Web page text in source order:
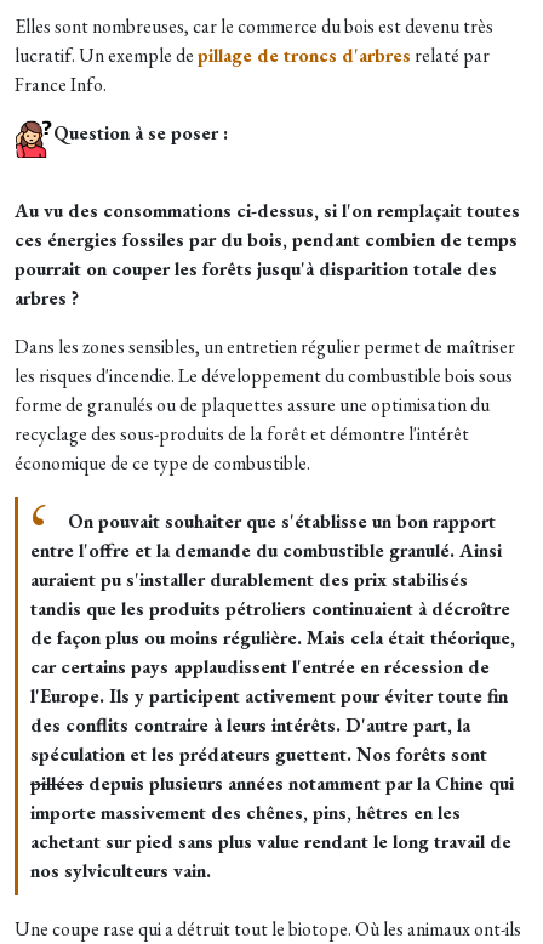
Elles sont nombreuses, car le commerce du bois est devenu très
lucratif. Un exemple depillage de troncs d'arbres relaté par
France Info.
Question à se poser :
Au vu des consommations ci-dessus, si l'on remplaçait toutes
ces énergies fossiles par du bois, pendant combien de temps
pourrait on couper les forêts jusqu'à disparition totale des
arbres ?
Dans les zones sensibles, un entretien régulier permet de maîtriser
les risques d'incendie. Le développement du combustible bois sous
forme de granulés ou de plaquettes assure une optimisation du
recyclage des sous-produits de la forêt et démontre l'intérêt
économique de ce type de combustible.
On pouvait souhaiter que s'établisse un bon rapport
entre l'offre et la demande du combustible granulé. Ainsi
auraient pu s'installer durablement des prix stabilisés
tandis que les produits pétroliers continuaient à décroître
de façon plus ou moins régulière. Mais cela était théorique,
car certains pays applaudissent l'entrée en récession de
l'Europe. Ils y participent activement pour éviter toute fin
des conflits contraire à leurs intérêts. D'autre part, la
spéculation et les prédateurs guettent. Nos forêts sont
pillées depuis plusieurs années notamment par la Chine qui
importe massivement des chênes, pins, hêtres en les
achetant sur pied sans plus value rendant le long travail de
nos sylviculteurs vain.
Une coupe rase qui a détruit tout le biotope. Où les animaux ont-ils